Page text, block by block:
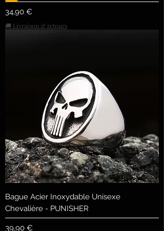
Preis
34,90 €
🚚 Livraison & retours
Bague Acier Inoxydable Unisexe
Chevalière - PUNISHER
Preis
39,90 €